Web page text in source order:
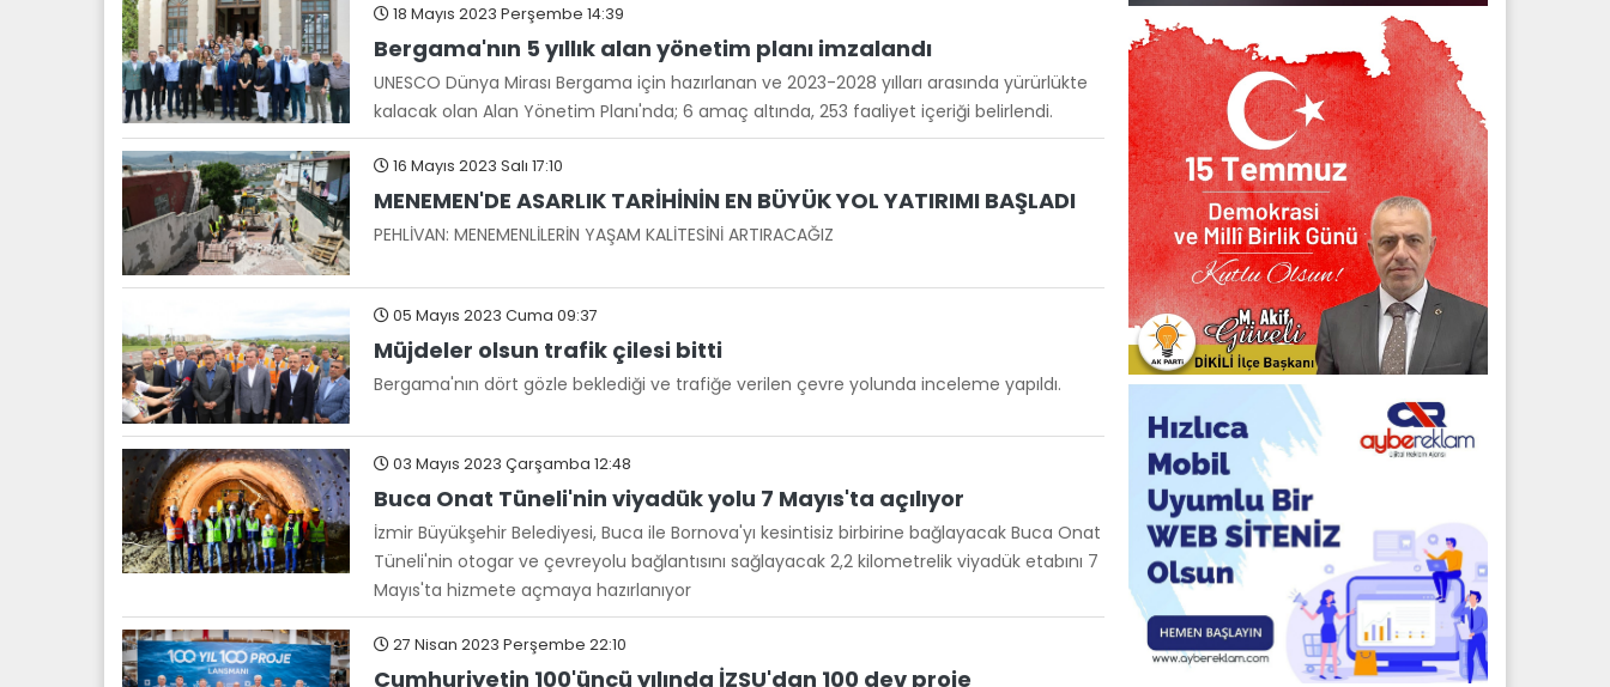
18 Mayıs 2023 Perşembe 14:39
Bergama'nın 5 yıllık alan yönetim planı imzalandı
UNESCO Dünya Mirası Bergama için hazırlanan ve 2023-2028 yılları arasında yürürlükte
kalacak olan Alan Yönetim Planı'nda; 6 amaç altında, 253 faaliyet içeriği belirlendi.
16 Mayıs 2023 Salı 17:10
MENEMEN'DE ASARLIK TARİHİNİN EN BÜYÜK YOL YATIRIMI BAŞLADI
PEHLİVAN: MENEMENLİLERİN YAŞAM KALİTESİNİ ARTIRACAĞIZ
05 Mayıs 2023 Cuma 09:37
Müjdeler olsun trafik çilesi bitti
Bergama'nın dört gözle beklediği ve trafiğe verilen çevre yolunda inceleme yapıldı.
03 Mayıs 2023 Çarşamba 12:48
Buca Onat Tüneli'nin viyadük yolu 7 Mayıs'ta açılıyor
İzmir Büyükşehir Belediyesi, Buca ile Bornova'yı kesintisiz birbirine bağlayacak Buca Onat
Tüneli'nin otogar ve çevreyolu bağlantısını sağlayacak 2,2 kilometrelik viyadük etabını 7
Mayıs'ta hizmete açmaya hazırlanıyor
27 Nisan 2023 Perşembe 22:10
Cumhuriyetin 100'üncü yılında İZSU'dan 100 dev proje